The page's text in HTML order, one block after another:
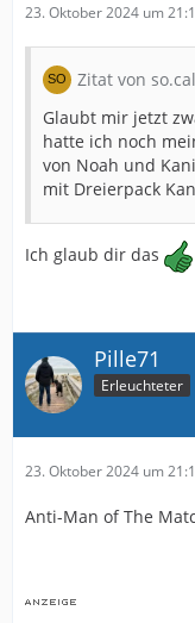
23. Oktober 2024 um
Zitat von so.cal
Glaubt mir jetzt
hatte ich noch
von Noah und
mit Dreierpack
Ich glaub dir das
Pille71
Erleuchteter
23. Oktober 2024 um
Anti-Man of The